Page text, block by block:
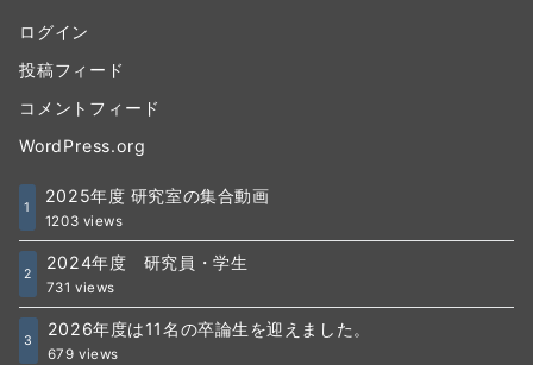
ログイン
投稿フィード
コメントフィード
WordPress.org
1
2025年度 研究室の集合動画
1203 views
2
2024年度 研究員・学生
731 views
3
2026年度は11名の卒論生を迎えました。
679 views